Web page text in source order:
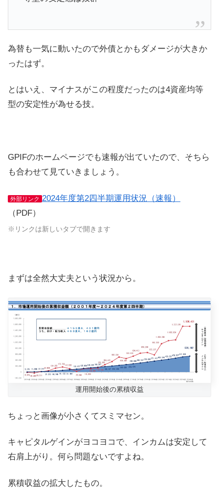
為替も一気に動いたので外債とかもダメージが大きか
ったはず。
とはいえ、マイナスがこの程度だったのは4資産均等
型の安定性が為せる技。
GPIFのホームページでも速報が出ていたので、そちら
も合わせて見ていきましょう。
外部リンク 2024年度第2四半期運用状況（速報）
（PDF）
※リンクは新しいタブで開きます
まずは全然大丈夫という状況から。
運用開始後の累積収益
ちょっと画像が小さくてスミマセン。
キャピタルゲインがヨコヨコで、インカムは安定して
右肩上がり。何ら問題ないですよね。
累積収益の拡大したもの。